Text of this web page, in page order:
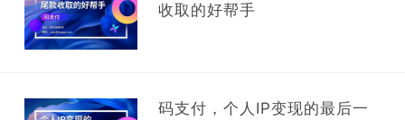
收取的好帮手
码支付，个人IP变现的最后一